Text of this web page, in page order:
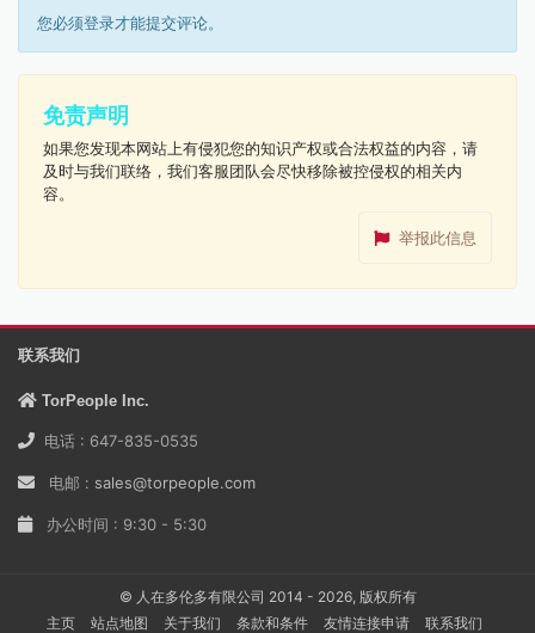
您必须登录才能提交评论。
免责声明
如果您发现本网站上有侵犯您的知识产权或合法权益的内容，请
及时与我们联络，我们客服团队会尽快移除被控侵权的相关内
容。
举报此信息
联系我们
TorPeople Inc.
电话 : 647-835-0535
电邮 : sales@torpeople.com
办公时间 : 9:30 - 5:30
© 人在多伦多有限公司 2014 - 2026, 版权所有
主页
站点地图 关于我们 条款和条件 友情连接申请 联系我们